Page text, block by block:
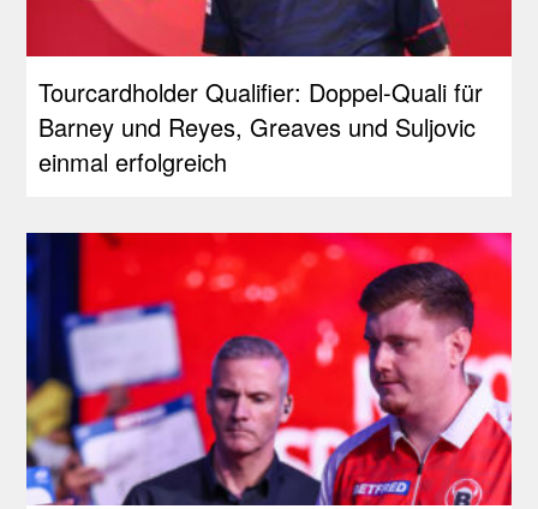
Tourcardholder Qualifier: Doppel-Quali für
Barney und Reyes, Greaves und Suljovic
einmal erfolgreich